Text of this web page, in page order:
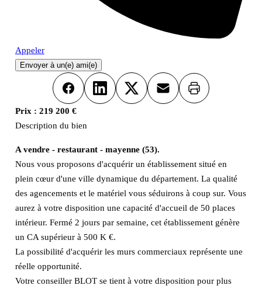
Appeler
Envoyer à un(e) ami(e)
FacebookLinkedInX Email Imprimer
Prix : 219 200 €
Description du bien
A vendre - restaurant - mayenne (53).
Nous vous proposons d'acquérir un établissement situé en
plein cœur d'une ville dynamique du département. La qualité
des agencements et le matériel vous séduirons à coup sur. Vous
aurez à votre disposition une capacité d'accueil de 50 places
intérieur. Fermé 2 jours par semaine, cet établissement génère
un CA supérieur à 500 K €.
La possibilité d'acquérir les murs commerciaux représente une
réelle opportunité.
Votre conseiller BLOT se tient à votre disposition pour plus